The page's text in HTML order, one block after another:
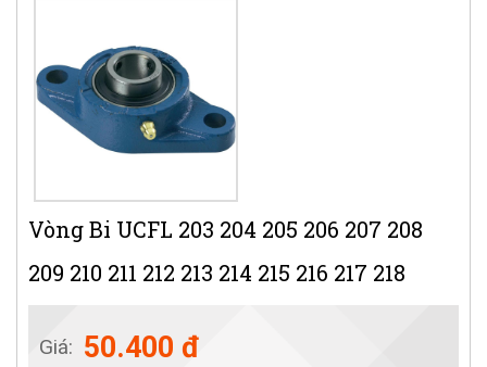
Vòng Bi UCFL 203 204 205 206 207 208
209 210 211 212 213 214 215 216 217 218
Giá: 50.400 đ